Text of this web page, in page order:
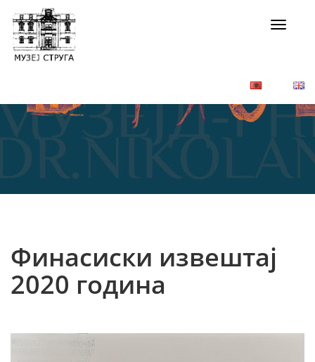
Toggle
Финасиски извештај
2020 година